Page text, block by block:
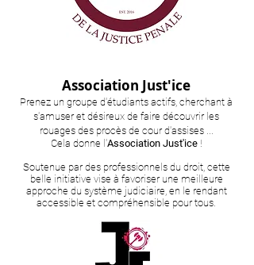
Association Just'ice
Prenez un groupe d'étudiants actifs, cherchant à
s'amuser et désireux de faire découvrir les
rouages des procès de cour d'assises ...
Cela donne l'Association Just'ice!
Soutenue par des professionnels du droit, cette
belle initiative vise à favoriser une meilleure
approche du système judiciaire, en le rendant
accessible et compréhensible pour tous.